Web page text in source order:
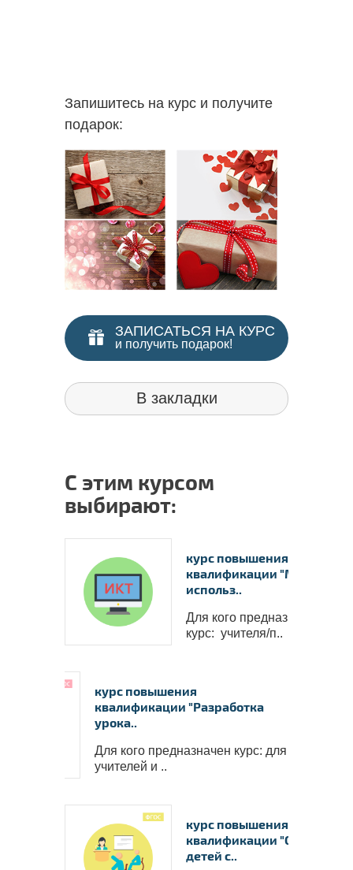
Запишитесь на курс и получите
подарок:
ЗАПИСАТЬСЯ НА КУРС
и получить подарок!
В закладки
С этим курсом
выбирают:
курс повышения
квалификации "Методика
использ..
Для кого предназначен
курс: учителя/п..
курс повышения
квалификации "Разработка
урока..
Для кого предназначен курс: для
учителей и ..
курс повышения
квалификации "Обучение
детей с..